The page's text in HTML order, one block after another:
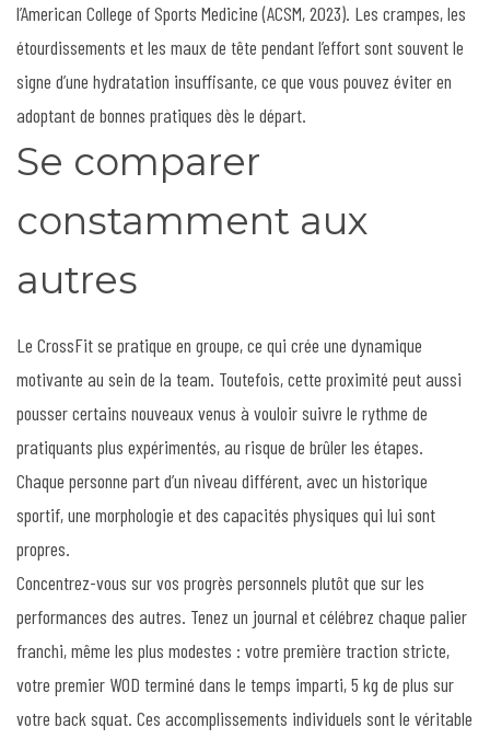
l’American College of Sports Medicine (ACSM, 2023). Les crampes, les
étourdissements et les maux de tête pendant l’effort sont souvent le
signe d’une hydratation insuffisante, ce que vous pouvez éviter en
adoptant de bonnes pratiques dès le départ.
Se comparer
constamment aux
autres
Le CrossFit se pratique en groupe, ce qui crée une dynamique
motivante au sein de la team. Toutefois, cette proximité peut aussi
pousser certains nouveaux venus à vouloir suivre le rythme de
pratiquants plus expérimentés, au risque de brûler les étapes.
Chaque personne part d’un niveau différent, avec un historique
sportif, une morphologie et des capacités physiques qui lui sont
propres.
Concentrez-vous sur vos progrès personnels plutôt que sur les
performances des autres. Tenez un journal et célébrez chaque palier
franchi, même les plus modestes : votre première traction stricte,
votre premier WOD terminé dans le temps imparti, 5 kg de plus sur
votre back squat. Ces accomplissements individuels sont le véritable